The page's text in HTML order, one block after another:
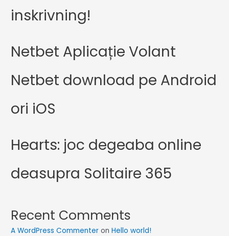
inskrivning!
Netbet Aplicație Volant
Netbet download pe Android
ori iOS
Hearts: joc degeaba online
deasupra Solitaire 365
Recent Comments
A WordPress Commenter onHello world!